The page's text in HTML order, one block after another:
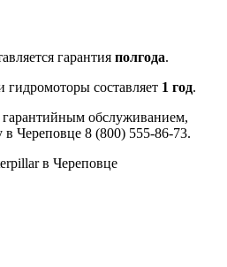
гарантия полгода.
гидромоторы составляет 1 год.
обслуживанием,
Череповце 8 (800) 555-86-73.
в Череповце